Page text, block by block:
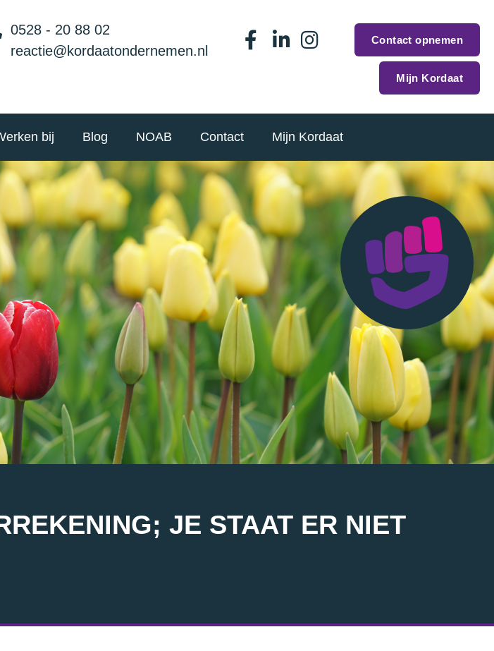
0528 - 20 88 02
reactie@kordaatondernemen.nl
Contact opnemen
Mijn Kordaat
bij Blog NOAB Contact Mijn Kordaat
JE STAAT ER NIET